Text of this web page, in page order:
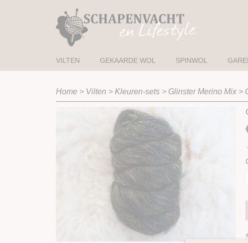
VILTEN GEKAARDE WOL SPINWOL
Home > Vilten > Kleuren-sets > Glinster Merino Mix >